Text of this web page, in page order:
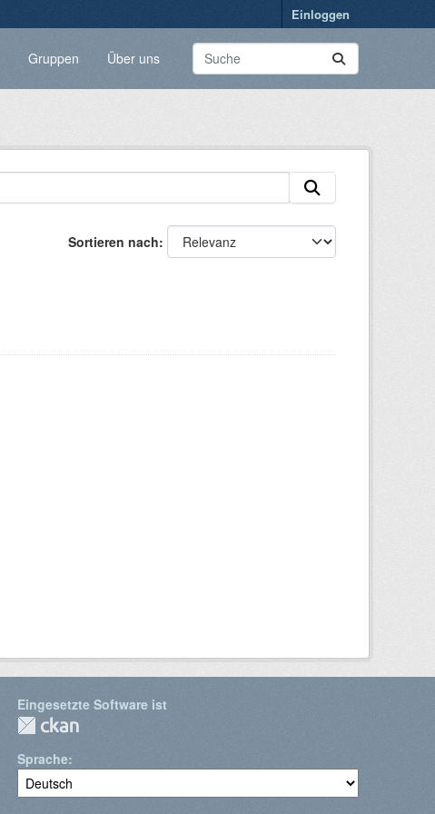
Einloggen
Gruppen Über uns
Sortieren nach
Eingesetzte Software ist
Sprache